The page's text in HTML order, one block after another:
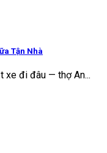
Tận Nhà
xe đi đâu — thợ An...